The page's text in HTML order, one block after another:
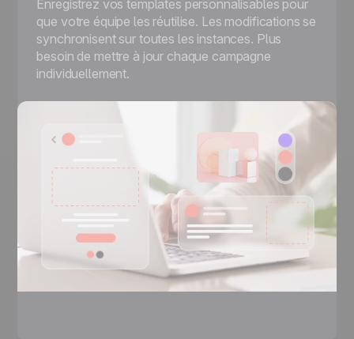
Enregistrez vos templates personnalisables pour
que votre équipe les réutilise. Les modifications se
synchronisent sur toutes les instances. Plus
besoin de mettre à jour chaque campagne
individuellement.